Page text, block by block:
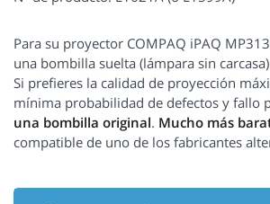
Para su proyector COMPAQ iPAQ
una bombilla suelta (lámpara sin
Si prefieres la calidad de proyección
mínima probabilidad de defectos y fallo
una bombilla original. Mucho más
compatible de uno de los fabricantes